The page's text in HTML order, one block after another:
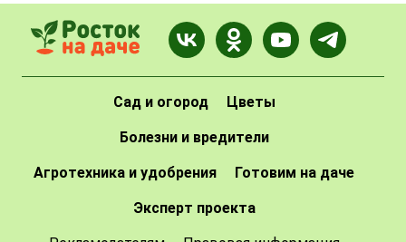
Сад и огород Цветы
Болезни и вредители
Агротехника и удобрения Готовим на даче
Эксперт проекта